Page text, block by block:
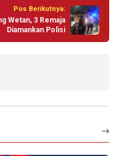
Pos Berikutnya:
Wetan, 3 Remaja
Diamankan Polisi